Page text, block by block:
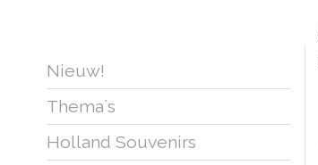
Nieuw!
Thema`s
Holland Souvenirs